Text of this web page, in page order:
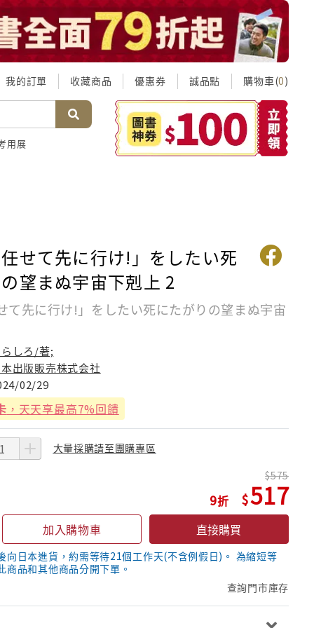
我的訂單 收藏商品 優惠券 誠品點 購物車(0)
用展
せて先に行け!」をしたい死
望まぬ宇宙下剋上 2
て先に行け!」をしたい死にたがりの望まぬ宇宙
しろ/著;
出版販売株式会社
02/29
，天天享最高7%回饋
大量採購請至團購專區
9
575
517
加入購物車 直接購買
向日本進貨，約需等待21個工作天(不含例假日)。 為縮短等
商品和其他商品分開下單。
查詢門市庫存